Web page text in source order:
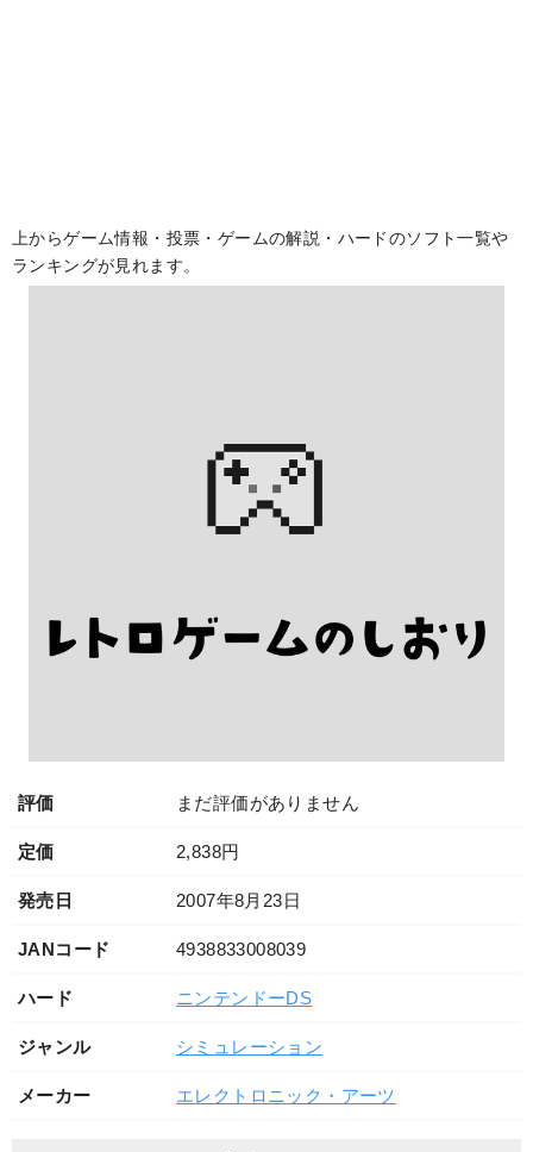
上からゲーム情報・投票・ゲームの解説・ハードのソフト一覧や
ランキングが見れます。
評価 まだ評価がありません
定価 2,838円
発売日 2007年8月23日
JANコード 4938833008039
ハード ニンテンドーDS
ジャンル シミュレーション
メーカー エレクトロニック・アーツ